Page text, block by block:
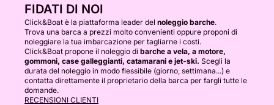
FIDATI DI NOI
Click&Boat è la piattaforma leader del noleggio barche.
Trova una barca a prezzi molto convenienti oppure proponi di
noleggiare la tua imbarcazione per tagliarne i costi.
Click&Boat propone il noleggio di barche a vela, a motore,
gommoni, case galleggianti, catamarani e jet-ski. Scegli la
durata del noleggio in modo flessibile (giorno, settimana...) e
contatta direttamente il proprietario della barca per fargli tutte le
domande.
RECENSIONI CLIENTI